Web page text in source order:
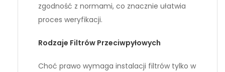
zgodność z normami, co znacznie ułatwia
proces weryfikacji.
Rodzaje Filtrów Przeciwpyłowych
Choć prawo wymaga instalacji filtrów tylko w